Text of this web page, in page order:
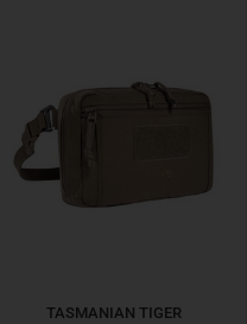
TASMANIAN TIGER